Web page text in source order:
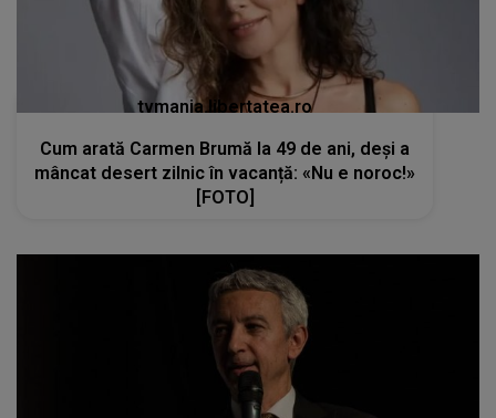
tvmania.libertatea.ro
Cum arată Carmen Brumă la 49 de ani, deși a
mâncat desert zilnic în vacanță: «Nu e noroc!»
[FOTO]